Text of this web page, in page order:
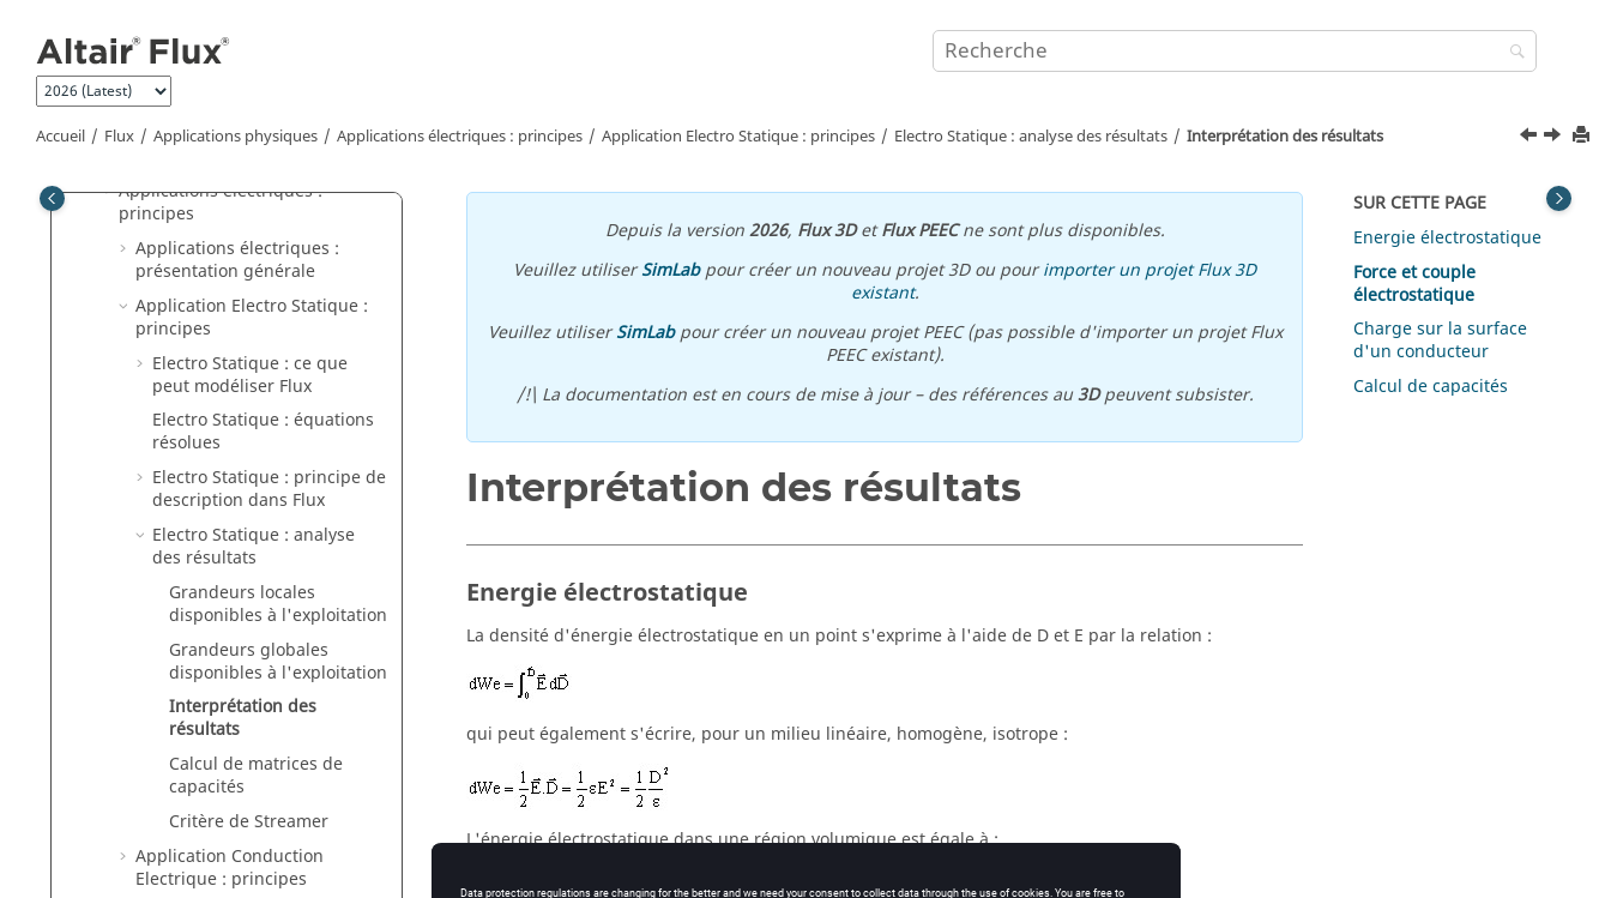
Accueil Flux Applications physiques Applications électriques : principes Application Electro Statique : principes Electro Statique : analyse des résultats Interprétation des résultats
Physique : principes
Applications magnétiques :
principes
Applications magnétiques :
Applications électriques :
principes
Applications électriques :
présentation générale
Application Electro Statique :
principes
Electro Statique : ce que
peut modéliser Flux
Electro Statique : équations
résolues
Electro Statique : principe de
description dans Flux
Electro Statique : analyse
des résultats
Grandeurs locales
disponibles à l'exploitation
Grandeurs globales
disponibles à l'exploitation
Interprétation des
résultats
Calcul de matrices de
capacités
Critère de Streamer
Application Conduction
Electrique : principes
Depuis la version2026, Flux 3DetFlux PEECne sont plus disponibles.
Veuillez utiliserSimLabpour créer un nouveau projet 3D ou pourimporter un projet Flux 3D
existant.
Veuillez utiliserSimLabpour créer un nouveau projet PEEC (pas possible d'importer un projet Flux
PEEC existant).
/!\ La documentation est en cours de mise à jour – des références au3Dpeuvent subsister.
Interprétation des résultats
Energie électrostatique
La densité d'énergie électrostatique en un point s'exprime à l'aide de D et E par la relation :
qui peut également s'écrire, pour un milieu linéaire, homogène, isotrope :
L'énergie électrostatique dans une région volumique est égale à :
SUR CETTE PAGE
Energie électrostatique
Force et couple
électrostatique
Charge sur la surface
d'un conducteur
Calcul de capacités